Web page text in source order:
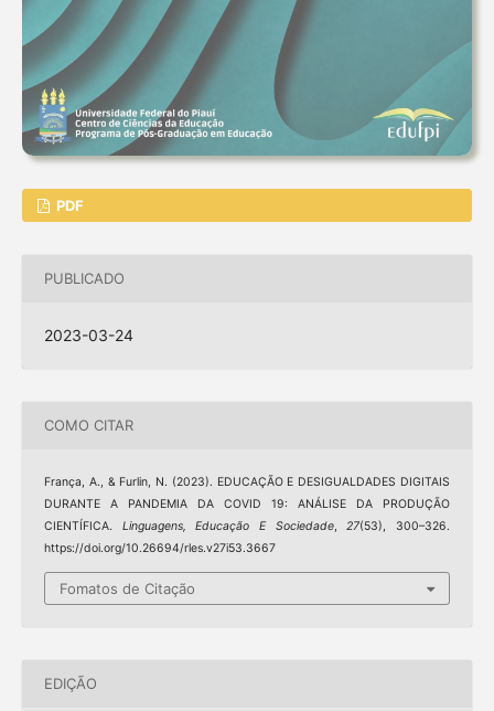
PDF
PUBLICADO
2023-03-24
COMO CITAR
França, A., & Furlin, N. (2023). EDUCAÇÃO E DESIGUALDADES DIGITAIS
DURANTE A PANDEMIA DA COVID 19: ANÁLISE DA PRODUÇÃO
CIENTÍFICA. Linguagens, Educação E Sociedade,27(53), 300–326.
https://doi.org/10.26694/rles.v27i53.3667
Fomatos de Citação
EDIÇÃO